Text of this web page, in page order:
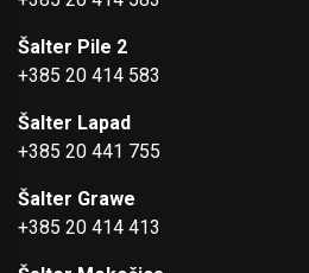
Šalter Pile 2
+385 20 414 583
Šalter Lapad
+385 20 441 755
Šalter Grawe
+385 20 414 413